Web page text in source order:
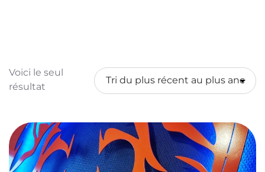
Voici le seul
résultat